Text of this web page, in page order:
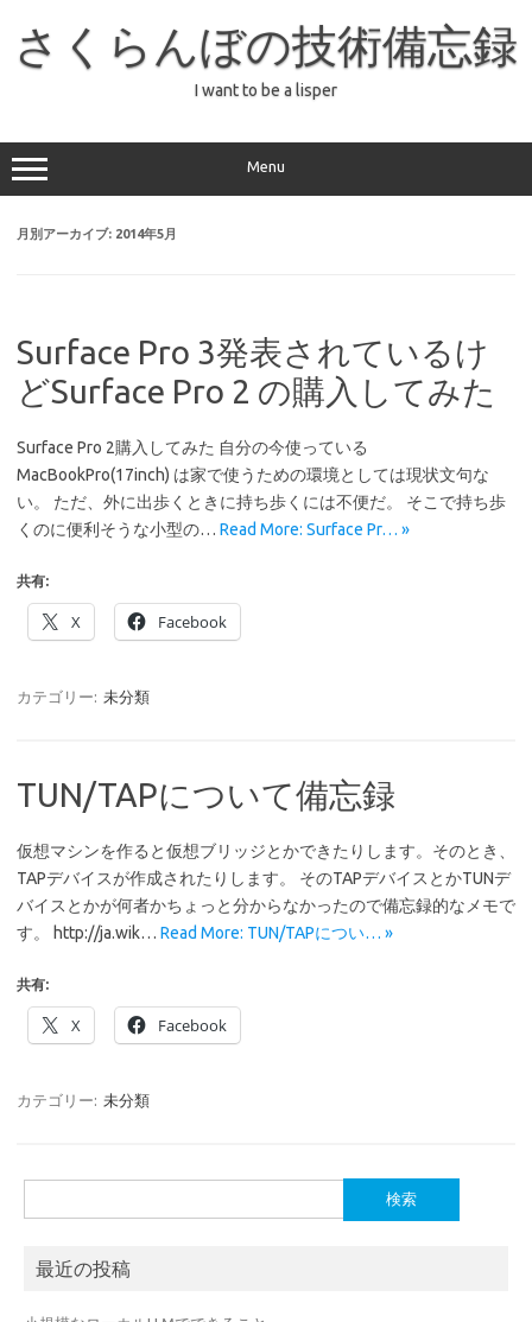
ッ
プ
さくらんぼの技術備忘録
I want to be a lisper
Menu
月別アーカイブ: 2014年5月
Surface Pro 3発表されているけ
どSurface Pro 2 の購入してみた
Surface Pro 2購入してみた 自分の今使っている
MacBookPro(17inch) は家で使うための環境としては現状文句な
い。 ただ、外に出歩くときに持ち歩くには不便だ。 そこで持ち歩
くのに便利そうな小型の… Read More: Surface Pr… »
共有:
X Facebook
カテゴリー: 未分類
TUN/TAPについて備忘録
仮想マシンを作ると仮想ブリッジとかできたりします。そのとき、
TAPデバイスが作成されたりします。 そのTAPデバイスとかTUNデ
バイスとかが何者かちょっと分からなかったので備忘録的なメモで
す。 http://ja.wik… Read More: TUN/TAPについ… »
共有:
X Facebook
カテゴリー: 未分類
索:
最近の投稿